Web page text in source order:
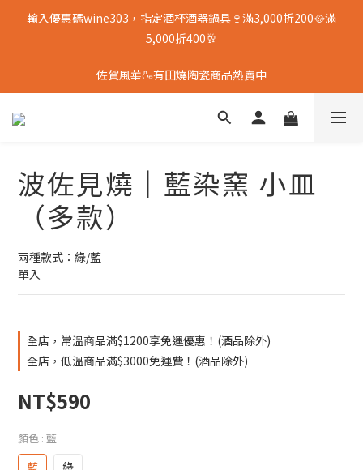
輸入優惠碼wine303，指定酒杯酒器鍋具🍷滿3,000折200🥘滿
5,000折400🥂
佐賀風華🍶有田燒陶瓷商品熱賣中
波佐見燒｜藍染窯 小皿
（多款）
兩種款式：綠/藍
單入
全店，常溫商品滿$1200享免運優惠！(酒品除外)
全店，低溫商品滿$3000免運費！(酒品除外)
NT$590
顏色 : 藍
藍 綠